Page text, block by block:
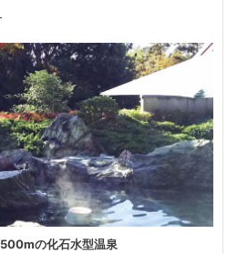
の化石水型温泉